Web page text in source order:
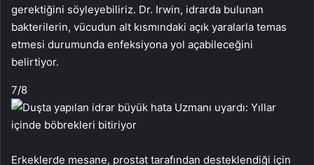
gerektiğini söyleyebiliriz. Dr. Irwin, idrarda bulunan
bakterilerin, vücudun alt kısmındaki açık yaralarla temas
etmesi durumunda enfeksiyona yol açabileceğini
belirtiyor.
7/8
Erkeklerde mesane, prostat tarafından desteklendiği için